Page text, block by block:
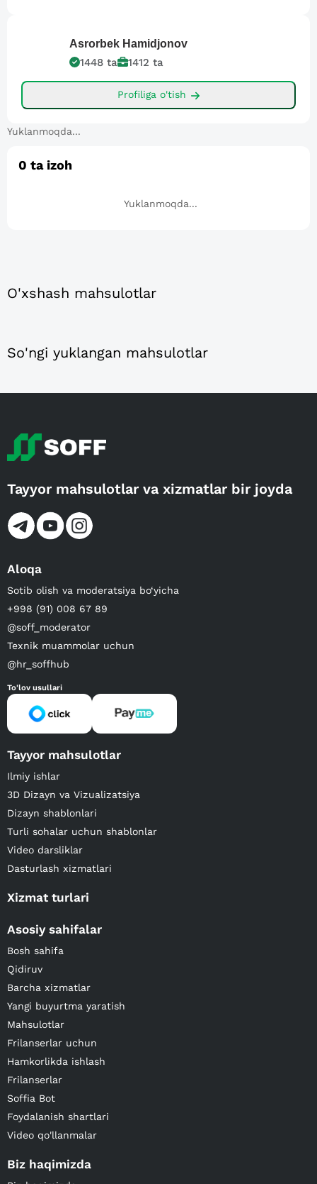
Asrorbek Hamidjonov
1448 ta 1412 ta
Profiliga o'tish
Yuklanmoqda...
0 ta izoh
Yuklanmoqda...
O'xshash mahsulotlar
So'ngi yuklangan mahsulotlar
Tayyor mahsulotlar va xizmatlar bir joyda
Aloqa
Sotib olish va moderatsiya bo‘yicha
+998 (91) 008 67 89
@soff_moderator
Texnik muammolar uchun
@hr_soffhub
To'lov usullari
Tayyor mahsulotlar
Ilmiy ishlar
3D Dizayn va Vizualizatsiya
Dizayn shablonlari
Turli sohalar uchun shablonlar
Video darsliklar
Dasturlash xizmatlari
Xizmat turlari
Asosiy sahifalar
Bosh sahifa
Qidiruv
Barcha xizmatlar
Yangi buyurtma yaratish
Mahsulotlar
Frilanserlar uchun
Hamkorlikda ishlash
Frilanserlar
Soffia Bot
Foydalanish shartlari
Video qo'llanmalar
Biz haqimizda